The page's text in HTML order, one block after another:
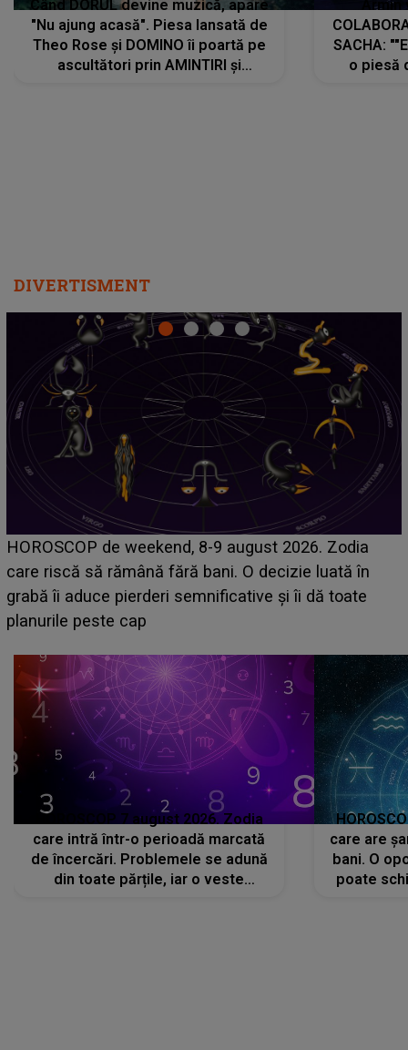
Când DORUL devine muzică, apare
"Nu ajung acasă". Piesa lansată de
Theo Rose și DOMINO îi poartă pe
ascultători prin AMINTIRI și
SACHA:
o piesă
DIVERTISMENT
Emanuel a ținut ACEST DETALIU ASCUNS până
acum! În fața Alexandrei, concurentul din Casa Iubirii
face o MĂRTURISIRE NEAȘTEPTATĂ despre mama
sa: "I-am spus și ei în față, eu nu te iubesc pentru
HOROSCOP 7 august 2026. Zodia
care intră într-o perioadă marcată
de încercări. Problemele se adună
din toate părțile, iar o veste
care are
bani. O
poate